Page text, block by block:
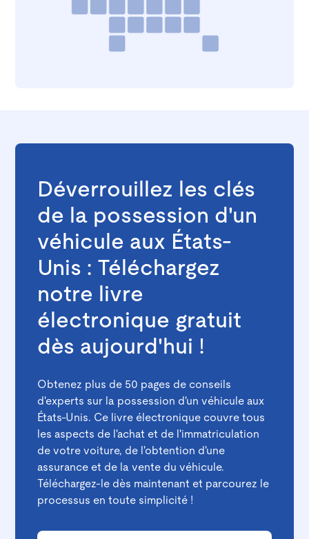
Déverrouillez les clés
de la possession d'un
véhicule aux États-
Unis : Téléchargez
notre livre
électronique gratuit
dès aujourd'hui !
Obtenez plus de 50 pages de conseils
d'experts sur la possession d'un véhicule aux
États-Unis. Ce livre électronique couvre tous
les aspects de l'achat et de l'immatriculation
de votre voiture, de l'obtention d'une
assurance et de la vente du véhicule.
Téléchargez-le dès maintenant et parcourez le
processus en toute simplicité !